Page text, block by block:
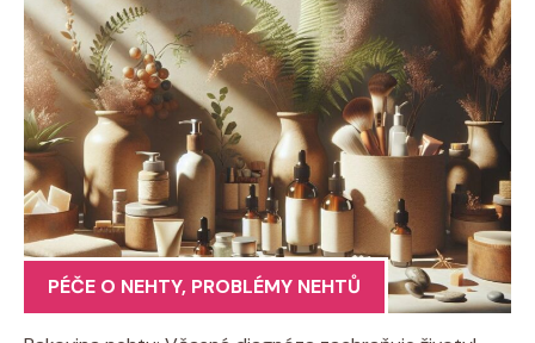
PÉČE O NEHTY, PROBLÉMY NEHTŮ